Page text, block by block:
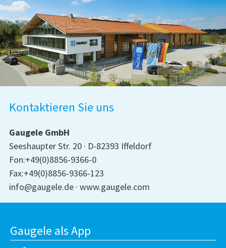
Kontaktieren Sie uns
Gaugele GmbH
Seeshaupter Str. 20
D-82393 Iffeldorf
Fon:+49(0)8856-9366-0
Fax:+49(0)8856-9366-123
info@gaugele.de www.gaugele.com
Gaugele als App